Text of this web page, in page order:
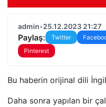
admin•25.12.2023 21:27
Paylaş: Twitter
Pinterest
Bu haberin orijinal dili
Daha sonra yapılan bir